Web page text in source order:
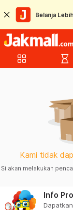
Belanja
grid_view hourglass_empty
Kami tidak
Silakan melakukan
Info